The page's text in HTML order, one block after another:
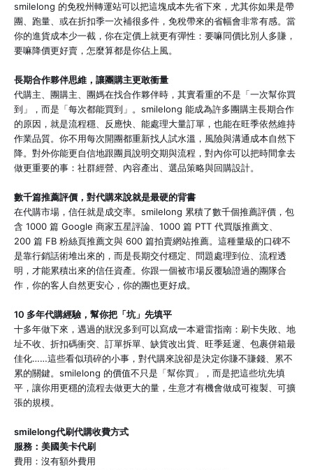
smilelong 的免稅州轉運站可以把這塊成本先省下來，尤其你如果是帶
團、跑量、或在折扣季一次補很多件，免稅帶來的省幅會非常有感。當
你的進貨成本少一截，你在定價上就更有彈性：要嘛同價比別人多賺，
要嘛降價更好賣，怎麼算都是你佔上風。
長期合作夥伴思維，讓團購主更敢衝量
代購主、團購主、團媽在找合作夥伴時，其實看重的不是「一次幫你買
到」，而是「每次都能買到」。smilelong 能成為許多團購主長期合作
的原因，就是流程穩、反應快、能處理大量訂單，也能在旺季依然維持
作業品質。你不用每次開團都重新找人試水溫，風險與溝通成本自然下
降。對外你能更自信地跟團員說明交期與流程，對內你可以把時間拿去
做更重要的事：社群經營、內容產出、選品策略與回購設計。
數千篇推薦評價，對代購來說就是最硬的背書
在代購市場，信任就是成交率。smilelong 累積了數千個推薦評價，包
含 1000 篇 Google 商家五星評論、1000 篇 PTT 代買版推薦文、
200 篇 FB 粉絲頁推薦文與 600 篇拍賣網站推薦。這種量級的口碑不
是靠行銷話術堆出來的，而是長期交付穩定、問題處理到位、流程透
明，才能累積出來的信任資產。你跟一個被市場反覆驗證過的團隊合
作，你的客人自然更安心，你的團也更好成。
10 多年代購經驗，幫你把「坑」先填平
十多年做下來，遇過的狀況多到可以寫成一本避雷指南：刷卡失敗、地
址不收、折扣碼衝突、訂單拆單、缺貨改出貨、旺季延遲、包裹併箱最
佳化……這些看似瑣碎的小事，對代購來說卻是決定你賺不賺錢、累不
累的關鍵。smilelong 的價值不只是「幫你買」，而是把這些坑先填
平，讓你用更穩的流程去做更大的量，生意才有機會做成可複製、可擴
張的規模。
smilelong代刷代購收費方式
服務：美國美卡代刷
費用：沒有額外費用